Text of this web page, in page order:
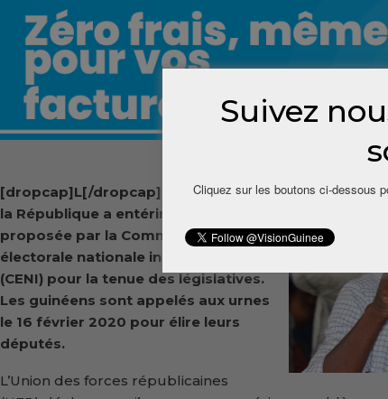
[dropcap]L[/dropcap]e président de
la République a entériné la date
proposée par la Commission
électorale nationale indépendante
(CENI) pour la tenue des législatives.
Les guinéens sont appelés aux urnes
le 16 février 2020 pour élire leurs
députés.
L’Union des forces républicaines
Suivez
Cliquez sur les boutons ci-dessous